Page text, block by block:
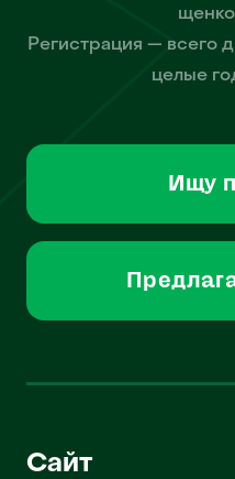
Регистрация — всего
целые
Ищу
Сайт